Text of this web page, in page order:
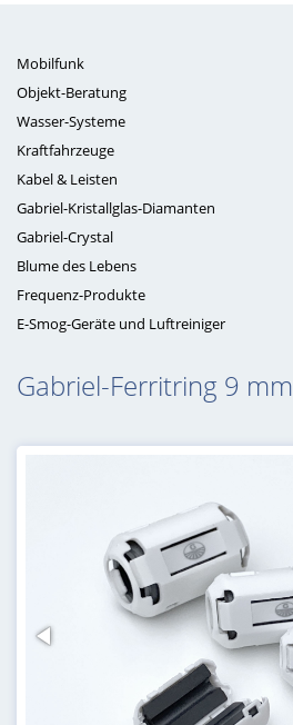
Mobilfunk
Objekt-Beratung
Wasser-Systeme
Kraftfahrzeuge
Kabel & Leisten
Gabriel-Kristallglas-Diamanten
Gabriel-Crystal
Blume des Lebens
Frequenz-Produkte
E-Smog-Geräte und Luftreiniger
Gabriel-Ferritring 9 mm